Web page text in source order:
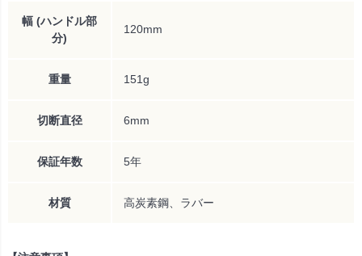
幅 (ハンドル部
分)
120mm
重量 151g
切断直径 6mm
保証年数 5年
材質 高炭素鋼、ラバー